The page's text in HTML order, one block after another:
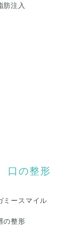
肪注入
口の整形
ミースマイル
の整形